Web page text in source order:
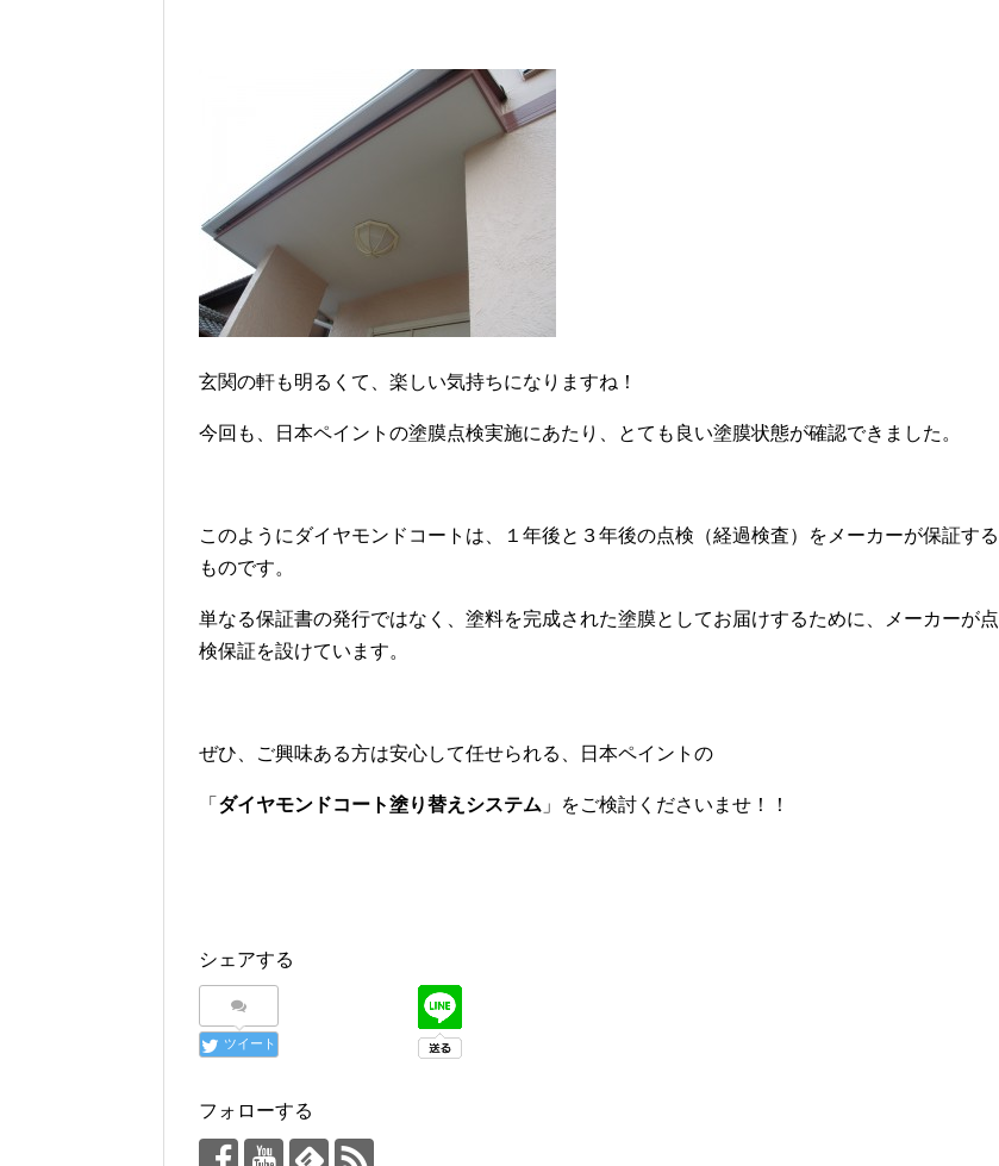
玄関の軒も明るくて、楽しい気持ちになりますね！
今回も、日本ペイントの塗膜点検実施にあたり、とても良い塗膜状態が確認できました。
このようにダイヤモンドコートは、１年後と３年後の点検（経過検査）をメーカーが保証する
ものです。
単なる保証書の発行ではなく、塗料を完成された塗膜としてお届けするために、メーカーが点
検保証を設けています。
ぜひ、ご興味ある方は安心して任せられる、日本ペイントの
「 ダイヤモンドコート塗り替えシステム 」をご検討くださいませ！！
シェアする
ツイート
フォローする